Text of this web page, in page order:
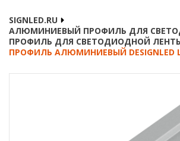
ОПЛАТА И ДОСТАВКА
SIGNLED.RU
АЛЮМИНИЕВЫЙ ПРОФИЛЬ ДЛЯ
ПРОФИЛЬ ДЛЯ СВЕТОДИОДНОЙ
ПРОФИЛЬ АЛЮМИНИЕВЫЙ DESIGNLED